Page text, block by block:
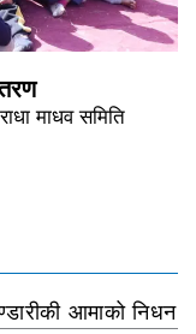
माधव समिति
आमाको निधन